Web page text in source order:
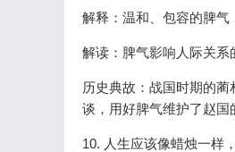
解释：温和、包容的脾气
解读：脾气影响人际关系
历史典故：战国时期的
谈，用好脾气维护了赵国
10. 人生应该像蜡烛一样